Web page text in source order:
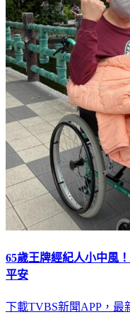
65歲王牌經紀人小中風
平安
下載TVBS新聞APP，最